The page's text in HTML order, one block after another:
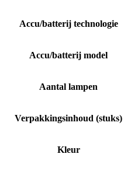
Accu/batterij technologie
Accu/batterij model
Aantal lampen
Verpakkingsinhoud (stuks)
Kleur